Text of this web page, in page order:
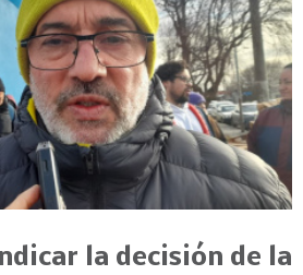
la decisión de la